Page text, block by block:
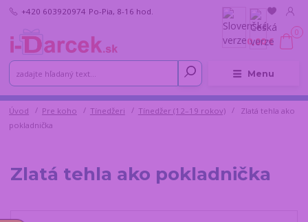
Menu
+420 603920974 Po-Pia, 8-16 hod.
0
0,00 €
Úvod Pre koho Tínedžeri Tínedžer (12–19 rokov)
Zlatá tehla ako
pokladnička
Zlatá tehla ako pokladnička